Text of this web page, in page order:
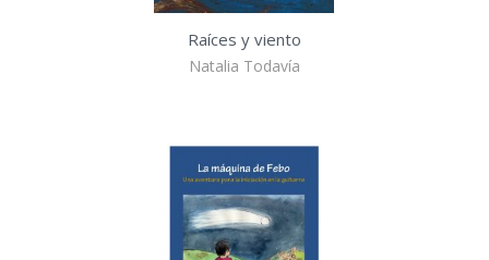
Raíces y viento
Natalia Todavía